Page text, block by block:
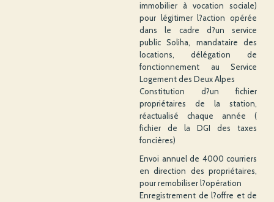
immobilier à vocation sociale)
pour légitimer l?action opérée
dans le cadre d?un service
public Soliha, mandataire des
locations, délégation de
fonctionnement au Service
Logement des Deux Alpes
Constitution d?un fichier
propriétaires de la station,
réactualisé chaque année (
fichier de la DGI des taxes
foncières)
Envoi annuel de 4000 courriers
en direction des propriétaires,
pour remobiliser l?opération
Enregistrement de l?offre et de